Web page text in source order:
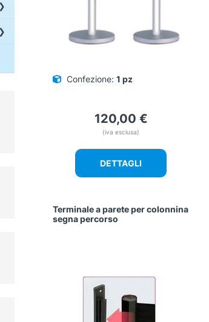
Confezione: 1 pz
120,00 €
(iva esclusa)
DETTAGLI
Terminale a parete per colonnina
segna percorso